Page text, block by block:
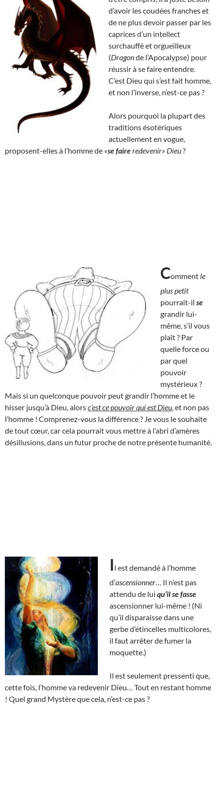
d’avoir les coudées franches et
de ne plus devoir passer par les
caprices d’un intellect
surchauffé et orgueilleux
(Dragonde l’Apocalypse) pour
réussir à se faire entendre.
C’est Dieu qui s’est fait homme,
et non l’inverse, n’est-ce pas ?
Alors pourquoi la plupart des
traditions ésotériques
actuellement en vogue,
proposent-elles à l’homme de «se faireredevenir» Dieu?
Comment le
plus petit
pourrait-il se
grandir lui-
même, s’il vous
plaît ? Par
quelle force ou
par quel
pouvoir
mystérieux ?
Mais si un quelconque pouvoir peut grandir l’homme et le
hisser jusqu’à Dieu, alorsc’est ce pouvoir qui est Dieu , et non pas
l’homme ! Comprenez-vous la différence ? Je vous le souhaite
de tout cœur, car cela pourrait vous mettre à l’abri d’amères
désillusions, dans un futur proche de notre présente humanité.
Il est demandé à l’homme
d’ascensionner … Il n’est pas
attendu de lui qu’il se fasse
ascensionner lui-même ! (Ni
qu’il disparaisse dans une
gerbe d’étincelles multicolores,
il faut arrêter de fumer la
moquette.)
Il est seulement pressenti que,
cette fois, l’homme va redevenir Dieu… Tout en restant homme
! Quel grand Mystère que cela, n’est-ce pas ?